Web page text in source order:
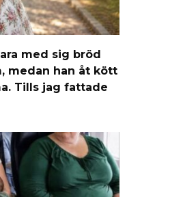
med sig bröd
medan han åt kött
Tills jag fattade